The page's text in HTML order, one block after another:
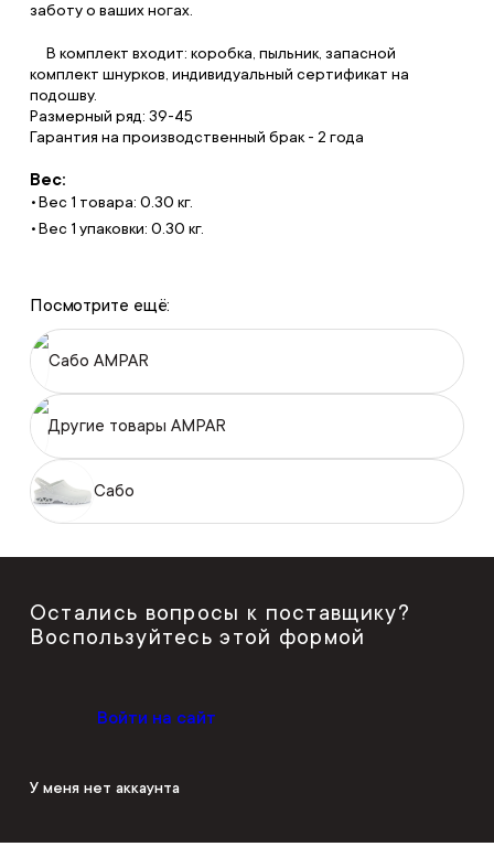
заботу о ваших ногах.
⠀ В комплект входит: коробка, пыльник, запасной
комплект шнурков, индивидуальный сертификат на
подошву.
Размерный ряд: 39-45
Гарантия на производственный брак - 2 года
Вес:
Вес 1 товара: 0.30 кг.
Вес 1 упаковки: 0.30 кг.
Посмотрите ещё:
Сабо AMPAR
Другие товары AMPAR
Сабо
Остались вопросы к поставщику?
Воспользуйтесь этой формой
Войти на сайт
У меня нет аккаунта